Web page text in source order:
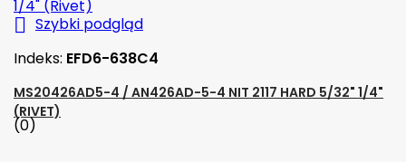
 Szybki podgląd
Indeks: EFD6-638C4
MS20426AD5-4 / AN426AD-5-4 NIT 2117 HARD 5/32" 1/4"
(RIVET)
(0)